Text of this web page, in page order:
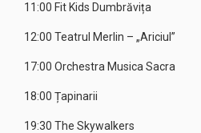
11:00 Fit Kids Dumbrăvița
12:00 Teatrul Merlin – „Ariciul”
17:00 Orchestra Musica Sacra
18:00 Țapinarii
19:30 The Skywalkers